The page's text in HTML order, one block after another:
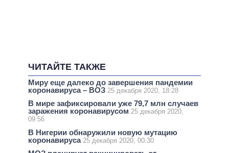
ЧИТАЙТЕ ТАКЖЕ
Миру еще далеко до завершения пандемии
коронавируса – ВОЗ 25 декабря 2020, 18:28
В мире зафиксировали уже 79,7 млн случаев
заражения коронавирусом 25 декабря 2020,
09:56
В Нигерии обнаружили новую мутацию
коронавируса 25 декабря 2020, 00:30